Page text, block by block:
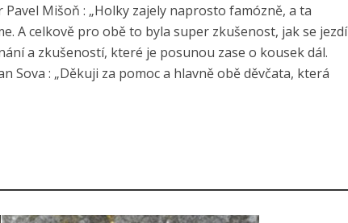
Mišoň : „Holky zajely naprosto famózně, a ta
A celkově pro obě to byla super zkušenost, jak se jezdí
a zkušeností, které je posunou zase o kousek dál.
Sova : „Děkuji za pomoc a hlavně obě děvčata, která